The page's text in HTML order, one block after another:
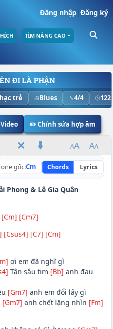
Đăng nhập|Đăng ký
TÌM NÂNG CAO
ĐI LÀ PHẬN
trẻ Blues 4/4 122
✏️ Chỉnh sửa hợp âm
gốc:Cm Chords Lyrics
Phong & Lê Gia Quân
[Cm] [Cm7]
[Csus4] [C7] [Cm]
ơi em đã nghĩ gì
Tận sâu tim [Bb] anh đau
[Gm7] anh em đổi lấy gì
[Gm7] anh chết lặng nhìn [Fm]